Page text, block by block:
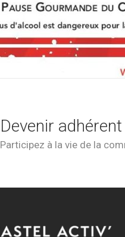
Devenir
Participez à la vie de la